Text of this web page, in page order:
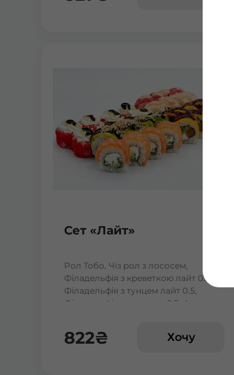
Сет «Лайт»
Рол Тобо, Чіз рол з лососем,
Філадельфія з креветкою лайт 0.5,
Філадельфія з тунцем лайт 0.5,
Філадельфія з лососем 0.5, Авокадо
822₴ Хочу